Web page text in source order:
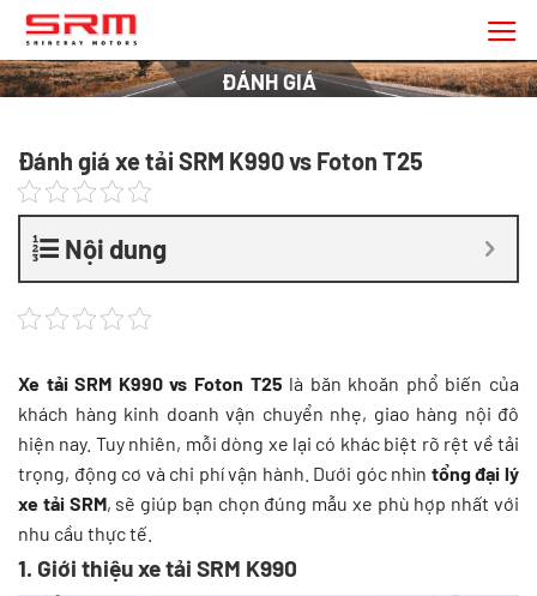
Chuyển
đến
nội
dung
ĐÁNH GIÁ
Đánh giá xe tải SRM K990 vs Foton T25
Nội dung
Xe tải SRM K990 vs Foton T25 là băn khoăn phổ biến của
khách hàng kinh doanh vận chuyển nhẹ, giao hàng nội đô
hiện nay. Tuy nhiên, mỗi dòng xe lại có khác biệt rõ rệt về tải
trọng, động cơ và chi phí vận hành. Dưới góc nhìn tổng đại lý
xe tải SRM, sẽ giúp bạn chọn đúng mẫu xe phù hợp nhất với
nhu cầu thực tế.
1. Giới thiệu xe tải SRM K990